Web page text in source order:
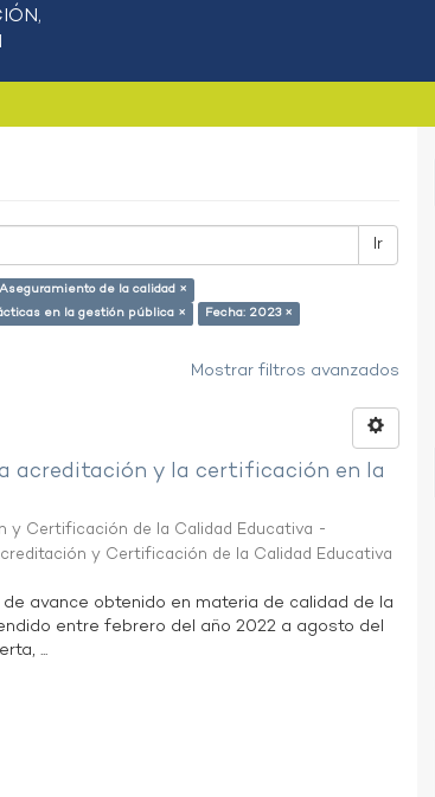
Ir
de la calidad ×
en la gestión pública ×
Fecha: 2023 ×
Mostrar filtros avanzados
acreditación y la certificación en la
y Certificación de la Calidad Educativa -
y Certificación de la Calidad Educativa
avance obtenido en materia de calidad de la
entre febrero del año 2022 a agosto del
...